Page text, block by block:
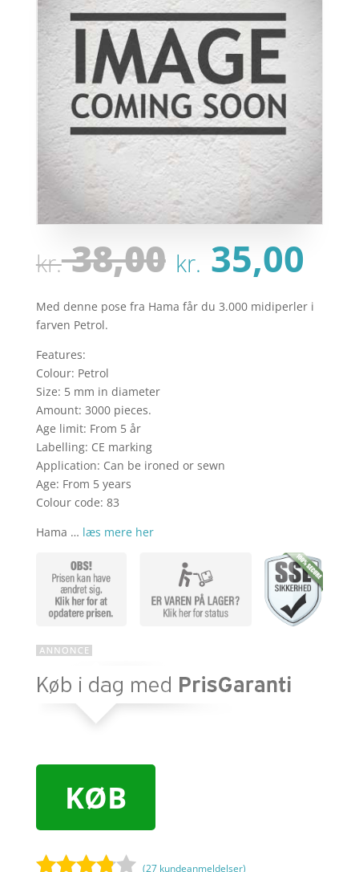
kr.38,00 Den
pris
var:
kr. 35,00
er:
Med denne pose fra Hama får du 3.000 midiperler i
farven Petrol.
Features:
Colour: Petrol
Size: 5 mm in diameter
Amount: 3000 pieces.
Age limit: From 5 år
Labelling: CE marking
Application: Can be ironed or sewn
Age: From 5 years
Colour code: 83
Hama … læs mere her
KØB
(27 kundeanmeldelser)